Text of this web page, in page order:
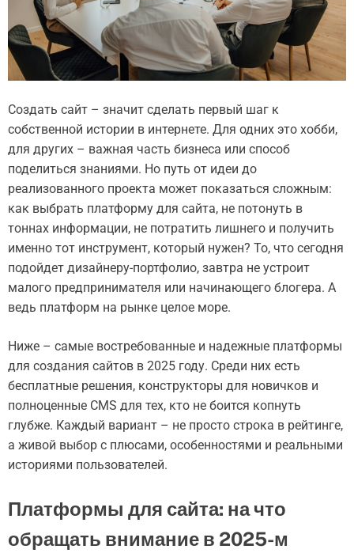
Создать сайт – значит сделать первый шаг к
собственной истории в интернете. Для одних это хобби,
для других – важная часть бизнеса или способ
поделиться знаниями. Но путь от идеи до
реализованного проекта может показаться сложным:
как выбрать платформу для сайта, не потонуть в
тоннах информации, не потратить лишнего и получить
именно тот инструмент, который нужен? То, что сегодня
подойдет дизайнеру-портфолио, завтра не устроит
малого предпринимателя или начинающего блогера. А
ведь платформ на рынке целое море.
Ниже – самые востребованные и надежные платформы
для создания сайтов в 2025 году. Среди них есть
бесплатные решения, конструкторы для новичков и
полноценные CMS для тех, кто не боится копнуть
глубже. Каждый вариант – не просто строка в рейтинге,
а живой выбор с плюсами, особенностями и реальными
историями пользователей.
Платформы для сайта: на что
обращать внимание в 2025-м